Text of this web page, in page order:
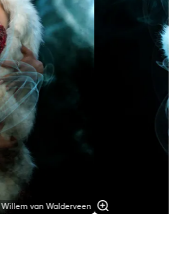
Willem van Walderveen